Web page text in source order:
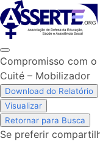
Skip
to
content
Compromisso com o
Cuité – Mobilizador
Download do Relatório
Visualizar
Retornar para Busca
Se preferir